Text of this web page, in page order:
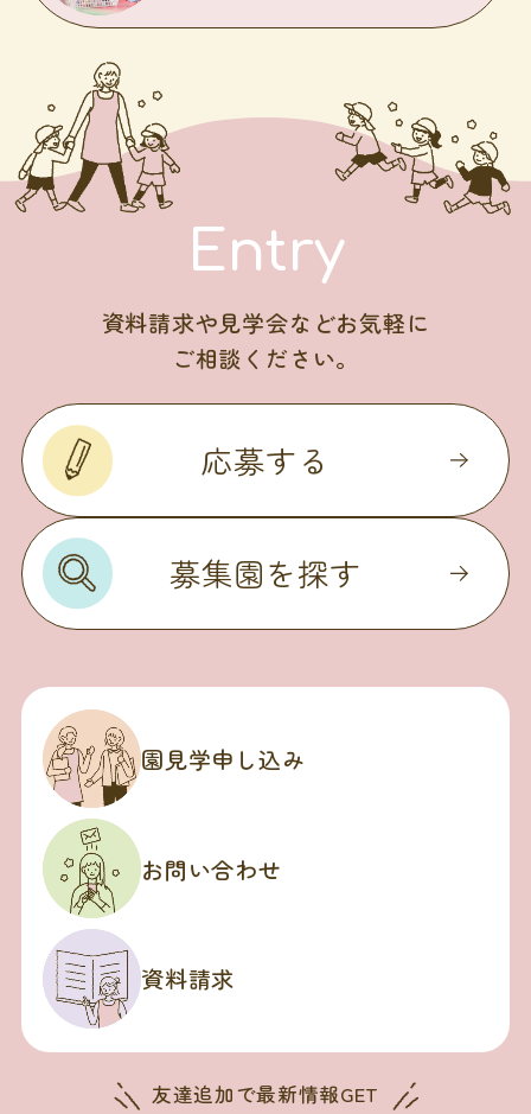
Entry
資料請求や見学会などお気軽に
ご相談ください。
応募する
募集園を探す
園見学申し込み
お問い合わせ
資料請求
友達追加で最新情報GET